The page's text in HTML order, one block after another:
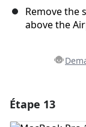
Remove the
above the
Étape 13